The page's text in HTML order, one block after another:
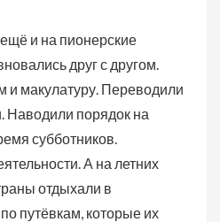
и на пионерские
друг с другом.
и макулатуру. Переводили
Наводили порядок на
субботников.
А на летних
отдыхали в
путёвкам, которые их